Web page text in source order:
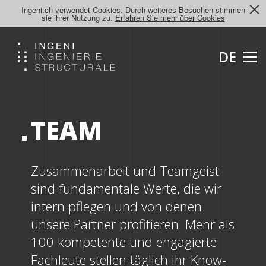
Ingeni.ch verwendet Cookies. Durch weiteres Besuchen stimmen
sie ihrer Nutzung zu. Erfahren Sie mehr über Cookies
DE
TEAM
Zusammenarbeit und Teamgeist
sind fundamentale Werte, die wir
intern pflegen und von denen
unsere Partner profitieren. Mehr als
100 kompetente und engagierte
Fachleute stellen täglich ihr Know-